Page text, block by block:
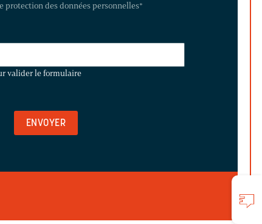
protection des données personnelles*
valider le formulaire